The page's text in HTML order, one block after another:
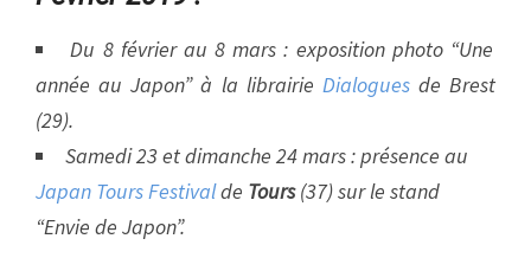
Du 8 février au 8 mars : exposition photo “Une
année au Japon” à la librairie Dialoguesde Brest
(29).
Samedi 23 et dimanche 24 mars : présence au
Japan Tours Festivalde Tours(37) sur le stand
“Envie de Japon”.